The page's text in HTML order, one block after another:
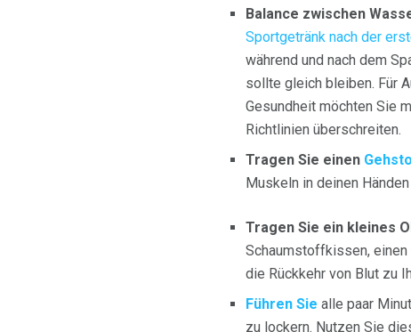
Balance zwischen
Sportgetränk nach der
während und nach dem
sollte gleich bleiben. Für
Gesundheit möchten Sie
Richtlinien überschreiten.
Tragen Sie einen
Muskeln in deinen
Tragen Sie ein kleines
Schaumstoffkissen, einen
die Rückkehr von Blut zu
Führen Sie alle paar
zu lockern. Nutzen Sie